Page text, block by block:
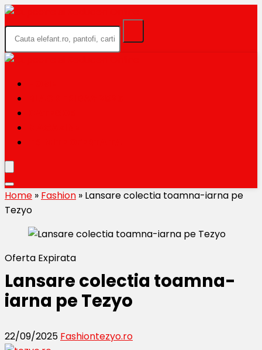
Home » Fashion » Lansare colectia toamna-iarna pe
Tezyo
Oferta Expirata
Lansare colectia toamna-
iarna pe Tezyo
22/09/2025 Fashiontezyo.ro